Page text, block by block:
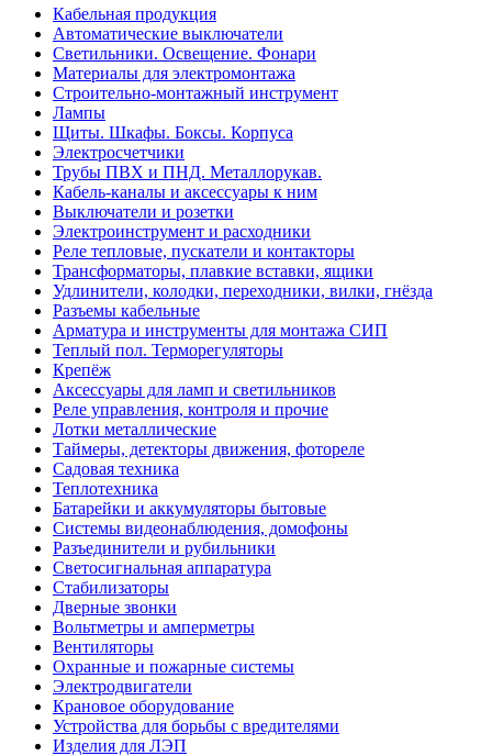
Кабельная продукция
Автоматические выключатели
Светильники. Освещение. Фонари
Материалы для электромонтажа
Строительно-монтажный инструмент
Лампы
Щиты. Шкафы. Боксы. Корпуса
Электросчетчики
Трубы ПВХ и ПНД. Металлорукав.
Кабель-каналы и аксессуары к ним
Выключатели и розетки
Электроинструмент и расходники
Реле тепловые, пускатели и контакторы
Трансформаторы, плавкие вставки, ящики
Удлинители, колодки, переходники, вилки, гнёзда
Разъемы кабельные
Арматура и инструменты для монтажа СИП
Теплый пол. Терморегуляторы
Крепёж
Аксессуары для ламп и светильников
Реле управления, контроля и прочие
Лотки металлические
Таймеры, детекторы движения, фотореле
Садовая техника
Теплотехника
Батарейки и аккумуляторы бытовые
Системы видеонаблюдения, домофоны
Разъединители и рубильники
Светосигнальная аппаратура
Стабилизаторы
Дверные звонки
Вольтметры и амперметры
Вентиляторы
Охранные и пожарные системы
Электродвигатели
Крановое оборудование
Устройства для борьбы с вредителями
Изделия для ЛЭП